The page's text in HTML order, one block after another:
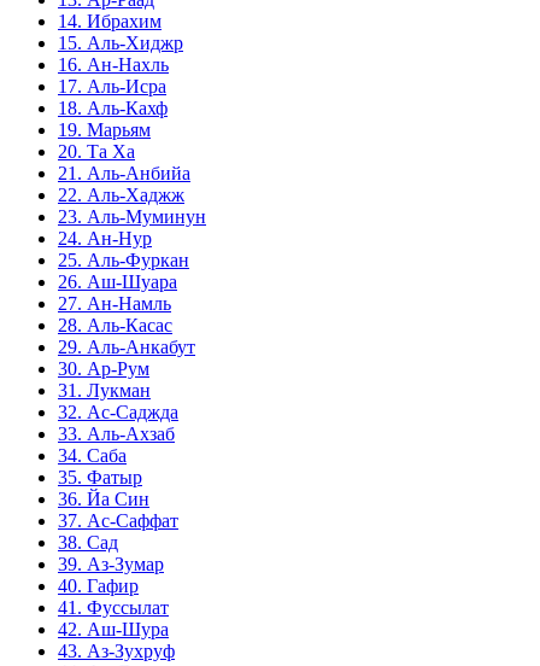
14. Ибрахим
15. Аль-Хиджр
16. Ан-Нахль
17. Аль-Исра
18. Аль-Кахф
19. Марьям
20. Та Ха
21. Аль-Анбийа
22. Аль-Хаджж
23. Аль-Муминун
24. Ан-Нур
25. Аль-Фуркан
26. Аш-Шуара
27. Ан-Намль
28. Аль-Касас
29. Аль-Анкабут
30. Ар-Рум
31. Лукман
32. Ас-Саджда
33. Аль-Ахзаб
34. Саба
35. Фатыр
36. Йа Син
37. Ас-Саффат
38. Сад
39. Аз-Зумар
40. Гафир
41. Фуссылат
42. Аш-Шура
43. Аз-Зухруф